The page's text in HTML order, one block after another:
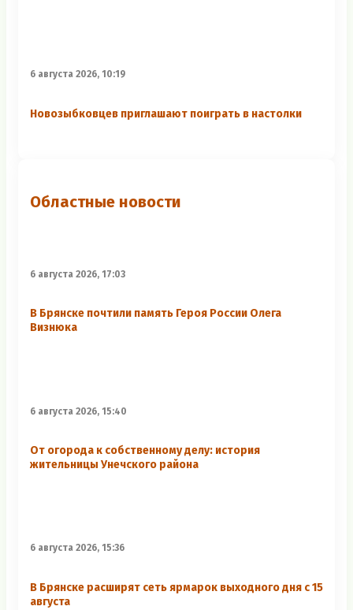
6 августа 2026, 10:19
Новозыбковцев приглашают поиграть в настолки
Областные новости
6 августа 2026, 17:03
В Брянске почтили память Героя России Олега
Визнюка
6 августа 2026, 15:40
От огорода к собственному делу: история
жительницы Унечского района
6 августа 2026, 15:36
В Брянске расширят сеть ярмарок выходного дня с 15
августа